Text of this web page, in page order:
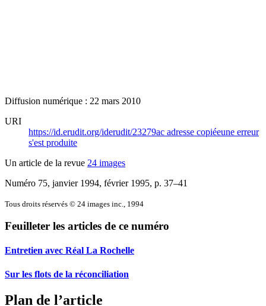
Diffusion numérique : 22 mars 2010
URI
https://id.erudit.org/iderudit/23279ac adresse copiéeune erreur
s'est produite
Un article de la revue 24 images
Numéro 75, janvier 1994, février 1995, p. 37–41
Tous droits réservés © 24 images inc., 1994
Feuilleter les articles de ce numéro
Entretien avec Réal La Rochelle
Sur les flots de la réconciliation
Plan de l’article